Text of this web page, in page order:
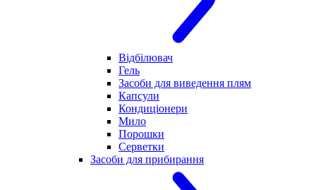
Відбілювач
Гель
Засоби для виведення плям
Капсули
Кондиціонери
Мило
Порошки
Серветки
Засоби для прибирання